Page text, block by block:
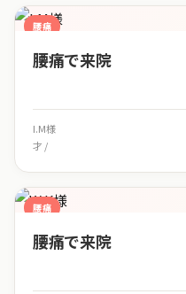
患者様の口コミ一
腰痛
腰痛で来院
I.M様
才 /
腰痛
腰痛で来院